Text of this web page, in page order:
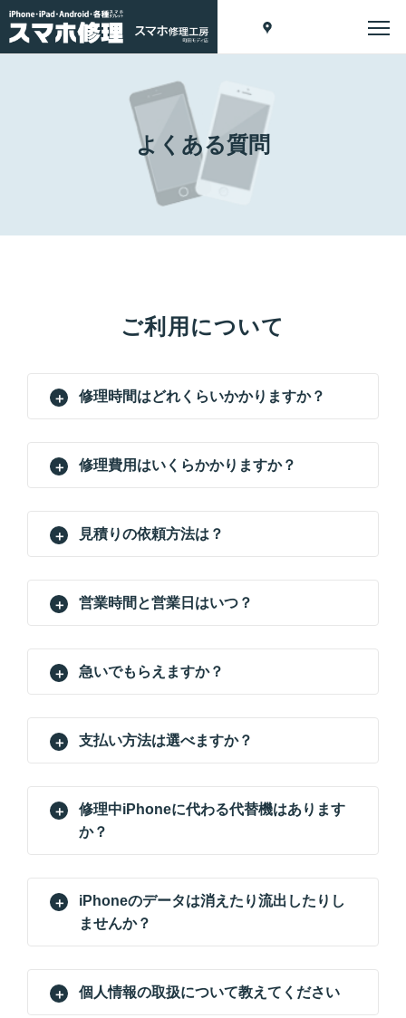
よくある質問
ご利用について
修理時間はどれくらいかかりますか？
修理費用はいくらかかりますか？
見積りの依頼方法は？
営業時間と営業日はいつ？
急いでもらえますか？
支払い方法は選べますか？
修理中iPhoneに代わる代替機はあります
か？
iPhoneのデータは消えたり流出したりし
ませんか？
個人情報の取扱について教えてください